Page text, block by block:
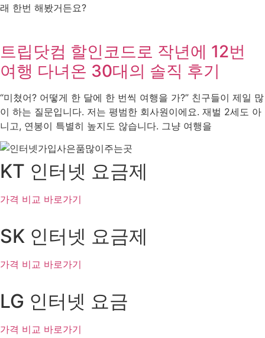
래 한번 해봤거든요?
트립닷컴 할인코드로 작년에 12번
여행 다녀온 30대의 솔직 후기
“미쳤어? 어떻게 한 달에 한 번씩 여행을 가?” 친구들이 제일 많
이 하는 질문입니다. 저는 평범한 회사원이에요. 재벌 2세도 아
니고, 연봉이 특별히 높지도 않습니다. 그냥 여행을
KT 인터넷 요금제
가격 비교 바로가기
SK 인터넷 요금제
가격 비교 바로가기
LG 인터넷 요금
가격 비교 바로가기